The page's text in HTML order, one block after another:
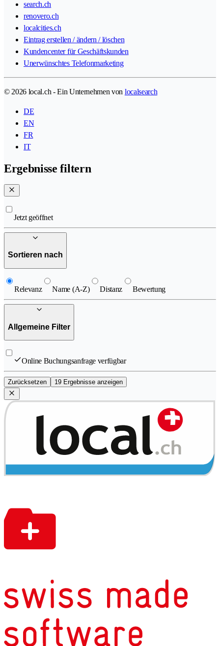
search.ch
renovero.ch
localcities.ch
Eintrag erstellen / ändern / löschen
Kundencenter für Geschäftskunden
Unerwünschtes Telefonmarketing
© 2026 local.ch - Ein Unternehmen von localsearch
DE
EN
FR
IT
Ergebnisse filtern
Jetzt geöffnet
Sortieren nach
Relevanz Name (A-Z) Distanz Bewertung
Allgemeine Filter
Online Buchungsanfrage verfügbar
Zurücksetzen 19 Ergebnisse anzeigen